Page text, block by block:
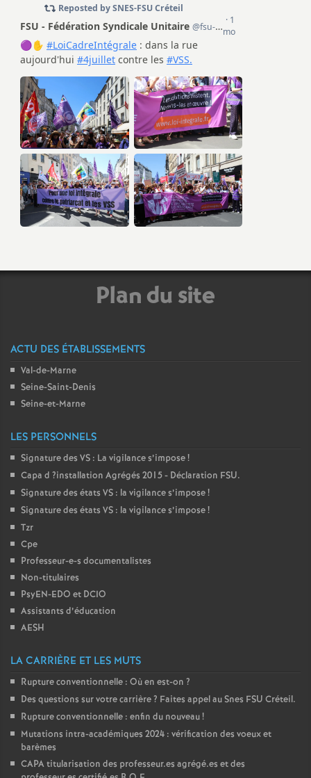
Plan du site
ACTU DES ÉTABLISSEMENTS
Val-de-Marne
Seine-Saint-Denis
Seine-et-Marne
LES PERSONNELS
Signature des VS : La vigilance s’impose!
Capa d ?installation Agrégés 2015 - Déclaration FSU.
Signature des états VS : la vigilance s’impose!
Signature des états VS : la vigilance s’impose!
Tzr
Cpe
Professeur-e-s documentalistes
Non-titulaires
PsyEN-EDO et DCIO
Assistants d’éducation
AESH
LA CARRIÈRE ET LES MUTS
Rupture conventionnelle : Où en est-on ?
Des questions sur votre carrière? Faites appel au Snes FSU Créteil.
Rupture conventionnelle : enfin du nouveau!
Mutations intra-académiques 2024 : vérification des voeux et
barèmes
CAPAtitularisation des professeur.es agrégé.es et des